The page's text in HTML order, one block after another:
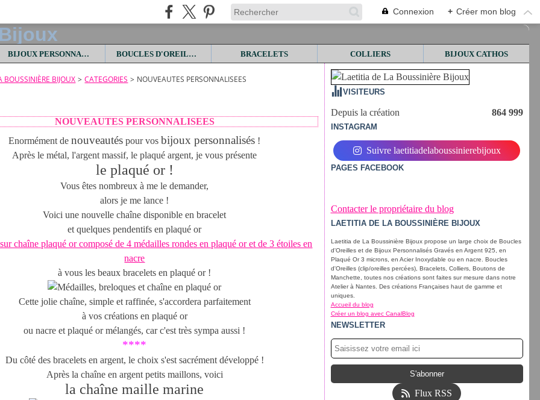
Connexion + Créer mon blog
BIJOUX PERSONNALISES BOUCLES D'OREILLES BRACELETS COLLIERS BIJOUX CATHOS
BOUSSINIÈRE BIJOUX > CATEGORIES > NOUVEAUTES PERSONNALISEES
NOUVEAUTES PERSONNALISEES
Enormément denouveautés pour vos bijoux personnalisés !
Après le métal, l'argent massif, le plaqué argent, je vous présente
le plaqué or !
Vous êtes nombreux à me le demander,
alors je me lance !
Voici une nouvelle chaîne disponible en bracelet
et quelques pendentifs en plaqué or
à vous les beaux bracelets en plaqué or !
Cette jolie chaîne, simple et raffinée, s'accordera parfaitement
à vos créations en plaqué or
ou nacre et plaqué or mélangés, car c'est très sympa aussi !
****
Du côté des bracelets en argent, le choix s'est sacrément développé !
Après la chaîne en argent petits maillons, voici
la chaîne maille marine
VISITEURS
Depuis la création 864 999
INSTAGRAM
Suivre laetitiadelaboussinierebijoux
PAGES FACEBOOK
Contacter le propriétaire du blog
LAETITIA DE LA BOUSSINIÈRE BIJOUX
Laetitia de La Boussinière Bijoux propose un large choix de Boucles
d'Oreilles et de Bijoux Personnalisés Gravés en Argent 925, en
Plaqué Or 3 microns, en Acier Inoxydable ou en nacre. Boucles
d'Oreilles (clip/oreilles percées), Bracelets, Colliers, Boutons de
Manchette, toutes nos créations sont faites sur mesure dans notre
Atelier à Nantes. Des créations Françaises haut de gamme et
uniques.
Accueil du blog
Créer un blog avec CanalBlog
NEWSLETTER
Flux RSS